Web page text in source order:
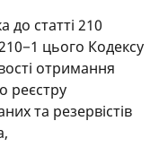
до статті 210
цього Кодексу
отримання
реєстру
та резервістів